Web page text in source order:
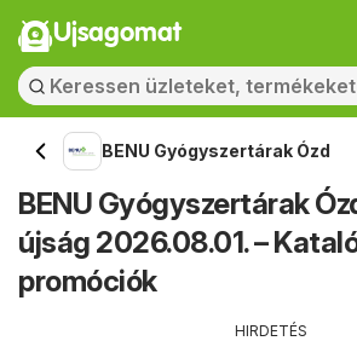
Ujsagomat
BENU Gyógyszertárak Ózd
BENU Gyógyszertárak
újság 2026.08.01. –
promóciók
HIRDETÉS